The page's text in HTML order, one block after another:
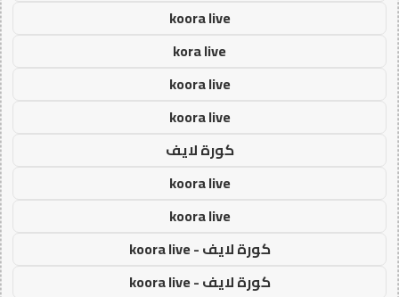
koora live
kora live
koora live
koora live
كورة لايف
koora live
koora live
كورة لايف - koora live
كورة لايف - koora live